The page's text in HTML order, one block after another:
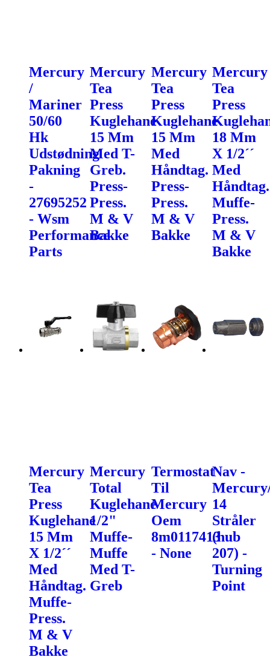
Mercury
/
Mariner
50/60
Hk
Udstødning
Pakning
-
27695252
- Wsm
Performance
Parts
Mercury
Tea
Press
Kuglehane
15 Mm
Med T-
Greb.
Press-
Press.
M & V
Bakke
Mercury
Tea
Press
Kuglehane
15 Mm
Med
Håndtag.
Press-
Press.
M & V
Bakke
Mercury
Tea
Press
18 Mm
X 1/2´´
Med
Håndtag.
Muffe-
Press.
M & V
Bakke
Mercury
Tea
Press
Kuglehane
15 Mm
X 1/2´´
Med
Håndtag.
Muffe-
Press.
M & V
Bakke
Mercury
Total
Kuglehane
1/2"
Muffe-
Muffe
Med T-
Greb
Termostat
Til
Mercury
Oem
8m0117413
- None
Nav -
14
Stråler
(hub
207) -
Turning
Point